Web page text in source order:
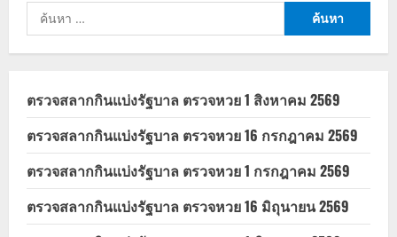
ค้นหา
สำหรับ:
ตรวจสลากกินแบ่งรัฐบาล ตรวจหวย 1 สิงหาคม 2569
ตรวจสลากกินแบ่งรัฐบาล ตรวจหวย 16 กรกฎาคม 2569
ตรวจสลากกินแบ่งรัฐบาล ตรวจหวย 1 กรกฎาคม 2569
ตรวจสลากกินแบ่งรัฐบาล ตรวจหวย 16 มิถุนายน 2569